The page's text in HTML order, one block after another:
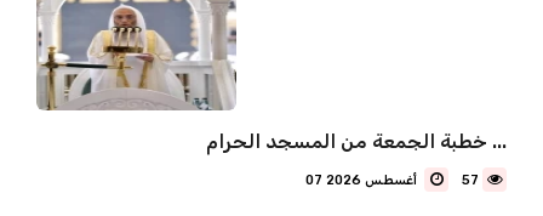
خطبة الجمعة من المسجد الحرام ...
57